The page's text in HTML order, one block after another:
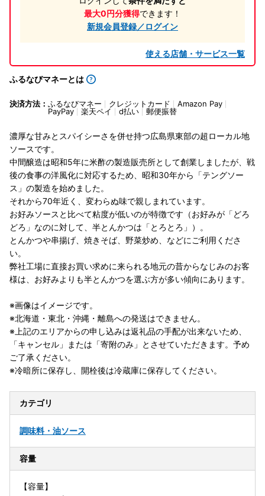
最大0円分獲得できます！
新規会員登録／ログイン
使える店舗・サービス一覧
ふるなびマネーとは
決済方法： ふるなびマネー クレジットカード
Amazon Pay
PayPay
楽天ペイ d払い 郵便振替
濃厚な甘みとスパイシーさを併せ持つ広島県東部の超ローカル地
ソースです。
中間醸造は昭和5年に米酢の製造販売所として創業しましたが、戦
後の食事の洋風化に対応するため、昭和30年から「テングソー
ス」の製造を始めました。
それから70年近く、変わらぬ味で親しまれています。
お好みソースと比べて粘度が低いのが特徴です（お好みが「どろ
どろ」なのに対して、半とんかつは「とろとろ」）。
とんかつや串揚げ、焼きそば、野菜炒め、などにご利用くださ
い。
弊社工場に直接お買い求めに来られる地元の昔からなじみのお客
様は、お好みよりも半とんかつを選ぶ方が多い傾向にあります。
※画像はイメージです。
※北海道・東北・沖縄・離島への発送はできません。
※上記のエリアからの申し込みは返礼品の手配が出来ないため、
「キャンセル」または「寄附のみ」とさせていただきます。予め
ご了承ください。
※冷暗所に保存し、開栓後は冷蔵庫に保存してください。
カテゴリ
調味料・油ソース
容量
【容量】